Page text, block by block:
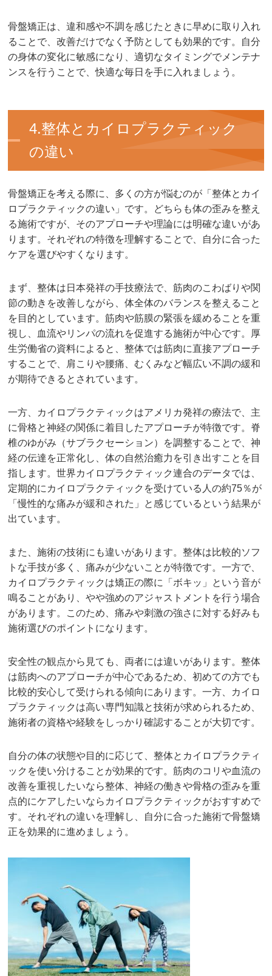
骨盤矯正は、違和感や不調を感じたときに早めに取り入れ
ることで、改善だけでなく予防としても効果的です。自分
の身体の変化に敏感になり、適切なタイミングでメンテナ
ンスを行うことで、快適な毎日を手に入れましょう。
4.整体とカイロプラクティック
の違い
骨盤矯正を考える際に、多くの方が悩むのが「整体とカイ
ロプラクティックの違い」です。どちらも体の歪みを整え
る施術ですが、そのアプローチや理論には明確な違いがあ
ります。それぞれの特徴を理解することで、自分に合った
ケアを選びやすくなります。
まず、整体は日本発祥の手技療法で、筋肉のこわばりや関
節の動きを改善しながら、体全体のバランスを整えること
を目的としています。筋肉や筋膜の緊張を緩めることを重
視し、血流やリンパの流れを促進する施術が中心です。厚
生労働省の資料によると、整体では筋肉に直接アプローチ
することで、肩こりや腰痛、むくみなど幅広い不調の緩和
が期待できるとされています。
一方、カイロプラクティックはアメリカ発祥の療法で、主
に骨格と神経の関係に着目したアプローチが特徴です。脊
椎のゆがみ（サブラクセーション）を調整することで、神
経の伝達を正常化し、体の自然治癒力を引き出すことを目
指します。世界カイロプラクティック連合のデータでは、
定期的にカイロプラクティックを受けている人の約75％が
「慢性的な痛みが緩和された」と感じているという結果が
出ています。
また、施術の技術にも違いがあります。整体は比較的ソフ
トな手技が多く、痛みが少ないことが特徴です。一方で、
カイロプラクティックは矯正の際に「ボキッ」という音が
鳴ることがあり、やや強めのアジャストメントを行う場合
があります。このため、痛みや刺激の強さに対する好みも
施術選びのポイントになります。
安全性の観点から見ても、両者には違いがあります。整体
は筋肉へのアプローチが中心であるため、初めての方でも
比較的安心して受けられる傾向にあります。一方、カイロ
プラクティックは高い専門知識と技術が求められるため、
施術者の資格や経験をしっかり確認することが大切です。
自分の体の状態や目的に応じて、整体とカイロプラクティ
ックを使い分けることが効果的です。筋肉のコリや血流の
改善を重視したいなら整体、神経の働きや骨格の歪みを重
点的にケアしたいならカイロプラクティックがおすすめで
す。それぞれの違いを理解し、自分に合った施術で骨盤矯
正を効果的に進めましょう。